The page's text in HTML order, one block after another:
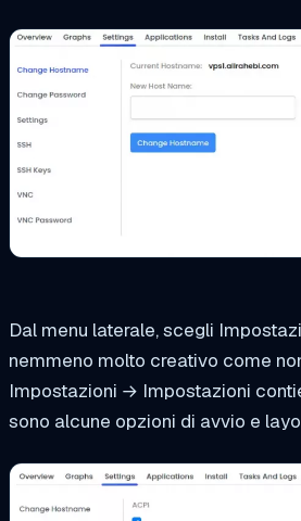
Dal menu laterale, scegli
nemmeno molto creativo come
Impostazioni → Impostazioni
sono alcune opzioni di avvio e